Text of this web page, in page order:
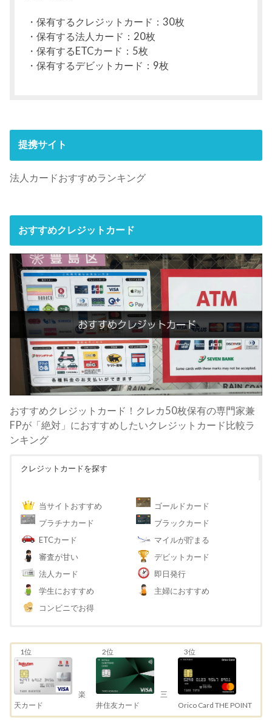
・保有するクレジットカード：30枚
・保有する法人カード：20枚
・保有するETCカード：5枚
・保有するデビットカード：9枚
提携サイト
法人カードおすすめランキング
おすすめクレジットカード
おすすめクレジットカード！クレカ50枚保有の専門家兼
FPが「絶対」におすすめしたいクレジットカード比較ラ
ンキング
クレジットカードを探す
当サイトおすすめ
ゴールドカード
プラチナカード
ブラックカード
ETCカード
マイルが貯まる
審査が甘い
デビットカード
法人カード
即日発行
学生におすすめ
主婦におすすめ
コンビニでお得
1位
楽
天カード
2位
三
井住友カード
3位
Orico Card THE POINT